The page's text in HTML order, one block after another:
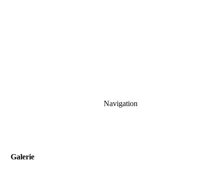
Navigation
Galerie